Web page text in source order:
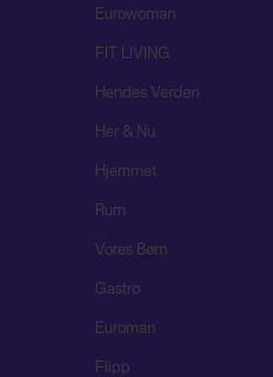
Eurowoman
FIT LIVING
Hendes Verden
Her & Nu
Hjemmet
Rum
Vores Børn
Gastro
Euroman
Flipp